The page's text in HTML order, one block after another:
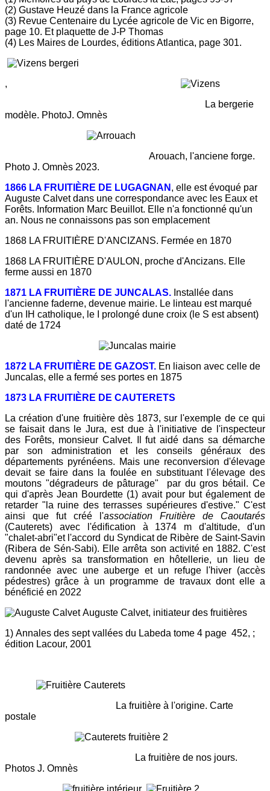
(2) Gustave Heuzé dans la France agricole
(3) Revue Centenaire du Lycée agricole de Vic en Bigorre,
page 10. Et plaquette de J-P Thomas
(4) Les Maires de Lourdes, éditions Atlantica, page 301.
,
La bergerie
modèle. PhotoJ. Omnès
Arouach, l'anciene forge.
Photo J. Omnès 2023.
1866 LA FRUITIÈRE DE LUGAGNAN , elle est évoqué par
Auguste Calvet dans une correspondance avec les Eaux et
Forêts. Information Marc Beuillot. Elle n'a fonctionné qu'un
an. Nous ne connaissons pas son emplacement
1868 LA FRUITIÈRE D'ANCIZANS. Fermée en 1870
1868 LA FRUITIÈRE D'AULON, proche d'Ancizans. Elle
ferme aussi en 1870
1871 LA FRUITIÈRE DE JUNCALAS. Installée dans
l'ancienne faderne, devenue mairie. Le linteau est marqué
d'un IH catholique, le I prolongé dune croix (le S est absent)
daté de 1724
1872 LA FRUITIÈRE DE GAZOST. En liaison avec celle de
Juncalas, elle a fermé ses portes en 1875
1873 LA FRUITIÈRE DE CAUTERETS
La création d'une fruitière dès 1873, sur l'exemple de ce qui
se faisait dans le Jura, est due à l'initiative de l'inspecteur
des Forêts, monsieur Calvet. Il fut aidé dans sa démarche
par son administration et les conseils généraux des
départements pyrénéens. Mais une reconversion d'élevage
devait se faire dans la foulée en substituant l'élevage des
moutons "dégradeurs de pâturage" par du gros bétail. Ce
qui d'après Jean Bourdette (1) avait pour but également de
retarder "la ruine des terrasses supérieures d'estive." C'est
ainsi que fut créé l'association Fruitière de Caoutarés
(Cauterets) avec l'édification à 1374 m d'altitude, d'un
"chalet-abri"et l'accord du Syndicat de Ribère de Saint-Savin
(Ribera de Sén-Sabi). Elle arrêta son activité en 1882. C'est
devenu après sa transformation en hôtellerie, un lieu de
randonnée avec une auberge et un refuge l'hiver (accès
pédestres) grâce à un programme de travaux dont elle a
bénéficié en 2022
Auguste Calvet, initiateur des fruitières
1) Annales des sept vallées du Labeda tome 4 page 452, ;
édition Lacour, 2001
La fruitière à l'origine. Carte
postale
La fruitière de nos jours.
Photos J. Omnès